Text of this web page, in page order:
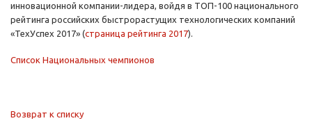
инновационной компании-лидера, войдя в ТОП-100 национального
рейтинга российских быстрорастущих технологических компаний
«ТехУспех 2017» (страница рейтинга 2017).
Список Национальных чемпионов
Возврат к списку